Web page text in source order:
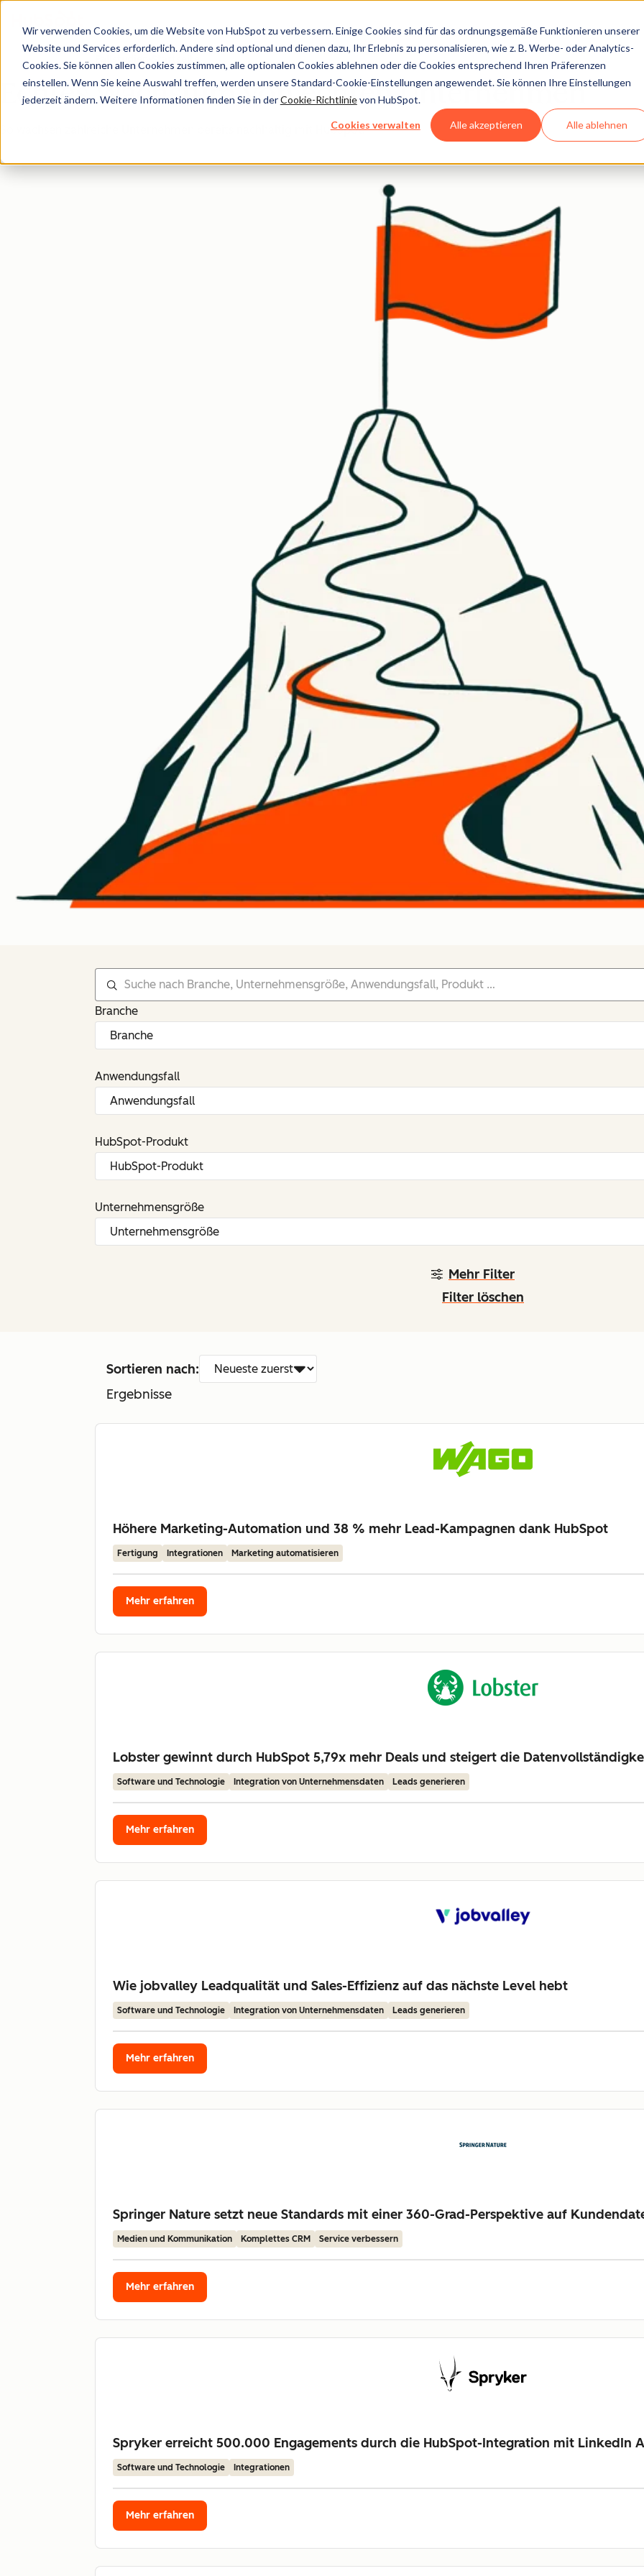
Wir verwenden Cookies, um die Website von HubSpot zu verbessern. Einige Cookies sind für das ordnungsgemäße Funktionieren unserer
Website und Services erforderlich. Andere sind optional und dienen dazu, Ihr Erlebnis zu personalisieren, wie z. B. Werbe- oder Analytics-
Cookies. Sie können allen Cookies zustimmen, alle optionalen Cookies ablehnen oder die Cookies entsprechend Ihren Präferenzen
einstellen. Wenn Sie keine Auswahl treffen, werden unsere Standard-Cookie-Einstellungen angewendet. Sie können Ihre Einstellungen
jederzeit ändern. Weitere Informationen finden Sie in derCookie-Richtlinievon HubSpot.
Cookies verwalten Alle akzeptieren Alle ablehnen
Fallstudien-Startseite
Echtes Wachstum von echten Unternehmen
So wachsen zahlreiche Unternehmen bereits nachhaltig mit HubSpot.
Mehr Filter
Branche
Anwendungsfall
HubSpot-Produkt
Unternehmensgröße
Filter löschen
Sortieren nach:
Ergebnisse
Höhere Marketing-Automation und 38 % mehr Lead-Kampagnen dank HubSpot
Fertigung Integrationen Marketing automatisieren
Mehr erfahren
Lobster gewinnt durch HubSpot 5,79x mehr Deals und steigert die
Software und Technologie Integration von Unternehmensdaten Leads generieren
Mehr erfahren
Wie jobvalley Leadqualität und Sales-Effizienz auf das nächste Level hebt
Software und Technologie Integration von Unternehmensdaten Leads generieren
Mehr erfahren
Springer Nature setzt neue Standards mit einer 360-Grad-Perspektive auf
Medien und Kommunikation Komplettes CRM Service verbessern
Mehr erfahren
Spryker erreicht 500.000 Engagements durch die HubSpot-Integration mit LinkedIn
Software und Technologie Integrationen
Mehr erfahren